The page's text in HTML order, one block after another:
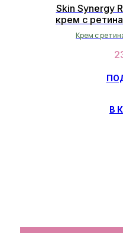
Skin Synergy
крем с
Крем с
В